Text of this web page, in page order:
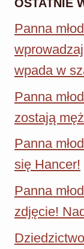
OSTATNIE
Panna
wpada w
Panna
zostają
Panna
się Hancer!
Panna
zdjęcie!